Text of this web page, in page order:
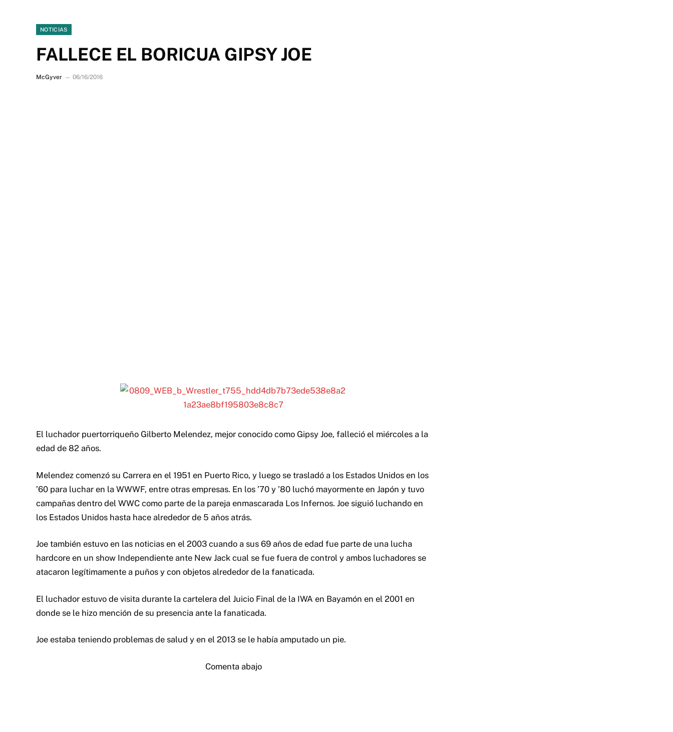
NOTICIAS
FALLECE EL BORICUA GIPSY JOE
McGyver 06/16/2016
El luchador puertorriqueño Gilberto Melendez, mejor conocido como Gipsy Joe, falleció el miércoles a la
edad de 82 años.
Melendez comenzó su Carrera en el 1951 en Puerto Rico, y luego se trasladó a los Estados Unidos en los
’60 para luchar en la WWWF, entre otras empresas. En los ’70 y ’80 luchó mayormente en Japón y tuvo
campañas dentro del WWC como parte de la pareja enmascarada Los Infernos. Joe siguió luchando en
los Estados Unidos hasta hace alrededor de 5 años atrás.
Joe también estuvo en las noticias en el 2003 cuando a sus 69 años de edad fue parte de una lucha
hardcore en un show Independiente ante New Jack cual se fue fuera de control y ambos luchadores se
atacaron legítimamente a puños y con objetos alrededor de la fanaticada.
El luchador estuvo de visita durante la cartelera del Juicio Final de la IWA en Bayamón en el 2001 en
donde se le hizo mención de su presencia ante la fanaticada.
Joe estaba teniendo problemas de salud y en el 2013 se le había amputado un pie.
Comenta abajo